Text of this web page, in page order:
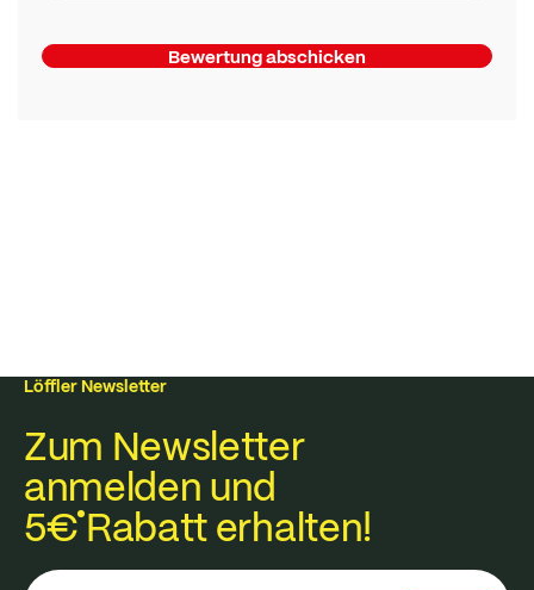
Bewertung abschicken
Löffler Newsletter
Zum Newsletter
anmelden und
5€Rabatt erhalten!